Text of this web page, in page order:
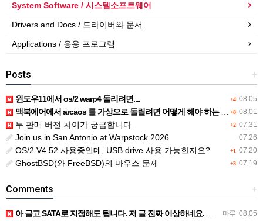
System Software / 시스템소프트웨어
Drivers and Docs / 드라이버와 문서
Applications / 응용 프로그램
+
Posts
+4 08.05
윈도우11에서 os/2 warp4 돌리려면....
+8 08.01
맥북에어에서 arcaos 를 가상으로 돌릴려면 어떻게 해야 하는 지요?
+2 07.31
두 판매 버전 차이가 궁금합니다.
07.26
Join us in San Antonio at Warpstock 2026
+1 07.20
OS/2 V4.52 사용중인데, USB drive 사용 가능한지요?
+3 07.19
GhostBSD(와 FreeBSD)의 마우스 문제
+
Comments
마루 08.05
아 글고 SATA로 지정해도 됩니다. 저 글 진짜 이상하네요. 옛날꺼 퍼와서 그런거 같은데요.